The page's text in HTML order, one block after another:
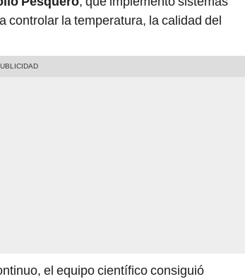
controlar la temperatura, la calidad del
el equipo científico consiguió